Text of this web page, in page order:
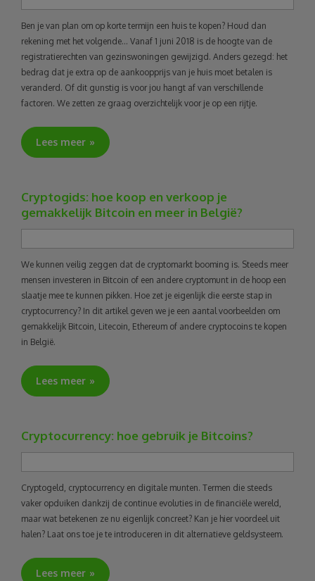
Ben je van plan om op korte termijn een huis te kopen? Houd dan
rekening met het volgende… Vanaf 1 juni 2018 is de hoogte van de
registratierechten van gezinswoningen gewijzigd. Anders gezegd: het
bedrag dat je extra op de aankoopprijs van je huis moet betalen is
veranderd. Of dit gunstig is voor jou hangt af van verschillende
factoren. We zetten ze graag overzichtelijk voor je op een rijtje.
Lees meer
Cryptogids: hoe koop en verkoop je
gemakkelijk Bitcoin en meer in België?
We kunnen veilig zeggen dat de cryptomarkt booming is. Steeds meer
mensen investeren in Bitcoin of een andere cryptomunt in de hoop een
slaatje mee te kunnen pikken. Hoe zet je eigenlijk die eerste stap in
cryptocurrency? In dit artikel geven we je een aantal voorbeelden om
gemakkelijk Bitcoin, Litecoin, Ethereum of andere cryptocoins te kopen
in België.
Lees meer
Cryptocurrency: hoe gebruik je Bitcoins?
Cryptogeld, cryptocurrency en digitale munten. Termen die steeds
vaker opduiken dankzij de continue evoluties in de financiële wereld,
maar wat betekenen ze nu eigenlijk concreet? Kan je hier voordeel uit
halen? Laat ons toe je te introduceren in dit alternatieve geldsysteem.
Lees meer